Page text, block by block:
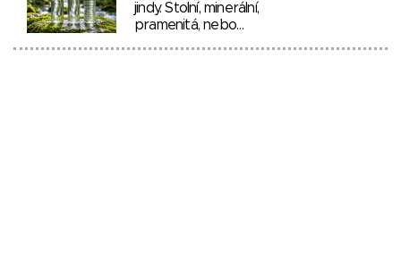
jindy. Stolní, minerální,
pramenitá, nebo…